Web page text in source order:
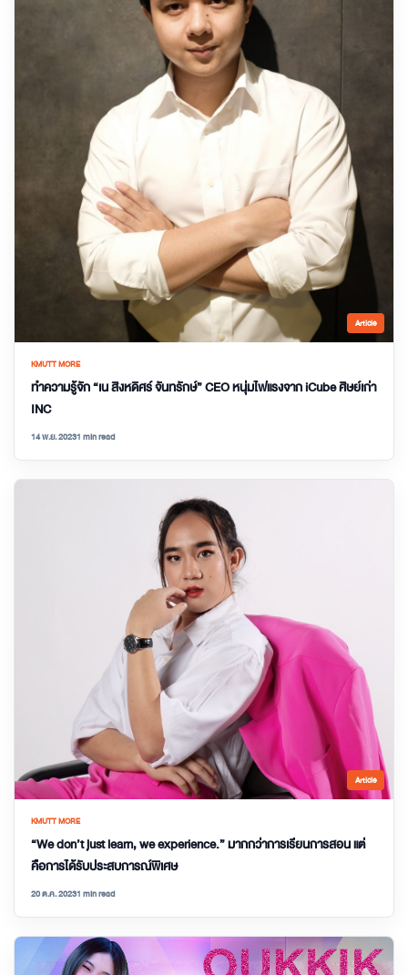
Article
KMUTT MORE
ทำความรู้จัก “เน สิงหดิศร์ จันทรักษ์” CEO หนุ่มไฟแรงจาก iCube ศิษย์เก่า
INC
14 พ.ย. 20231 min read
Article
KMUTT MORE
“We don’t just learn, we experience.” มากกว่าการเรียนการสอน แต่
คือการได้รับประสบการณ์พิเศษ
20 ต.ค. 20231 min read